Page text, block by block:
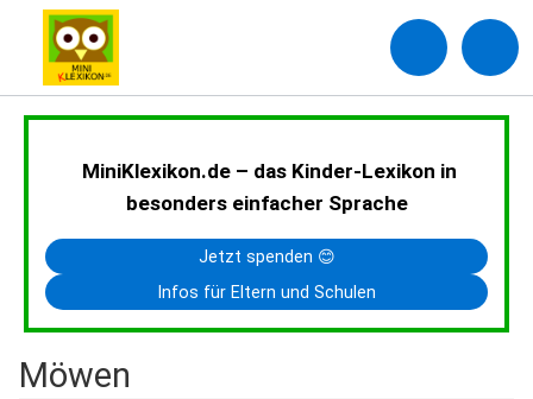
MiniKlexikon.de – das Kinder-Lexikon in
besonders einfacher Sprache
Jetzt spenden 😊
Infos für Eltern und Schulen
Möwen